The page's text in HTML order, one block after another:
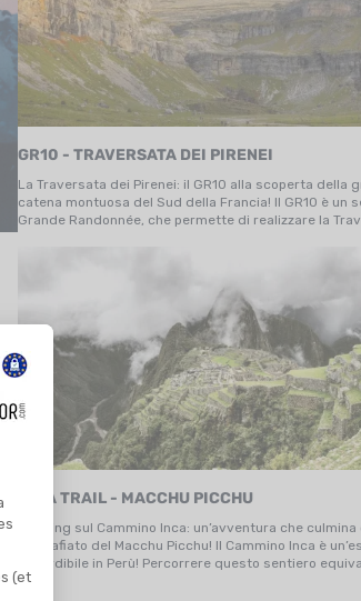
GR10 - TRAVERSATA DEI PIRENEI
La Traversata dei Pirenei: il GR10 alla scoperta della
catena montuosa del Sud della Francia! Il GR10 è un
Grande Randonnée, che permette di realizzare la
Pirenei. Accumula 55 000 metri di dislivello positivo
INCA TRAIL - MACCHU PICCHU
Trekking sul Cammino Inca: un’avventura che
mozzafiato del Macchu Picchu! Il Cammino Inca è
imperdibile in Perù! Percorrere questo sentiero
compiere un viaggio nel tempo, sulle orme degli